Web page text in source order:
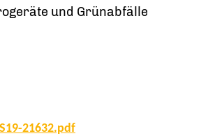
und Grünabfälle
21632.pdf